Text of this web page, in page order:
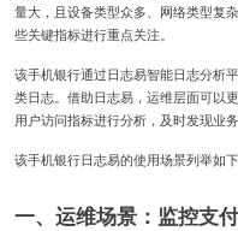
量大，且设备类型众多、网络类型复
些关键指标进行重点关注。
该手机银行通过日志易智能日志分析
类日志。借助日志易，运维层面可以
用户访问指标进行分析，及时发现业
该手机银行日志易的使用场景列举如下
一、运维场景：监控支